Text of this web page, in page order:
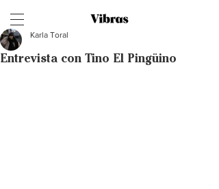
Entrevista con Tino El Pingüino
Karla Toral